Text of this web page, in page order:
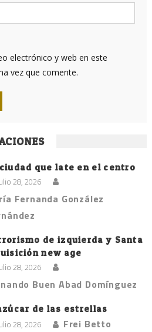
electrónico y web en este
vez que comente.
que late en el centro
28, 2026
Fernanda González
de izquierda y Santa
new age
28, 2026
Buen Abad Domínguez
de las estrellas
28, 2026 Frei Betto